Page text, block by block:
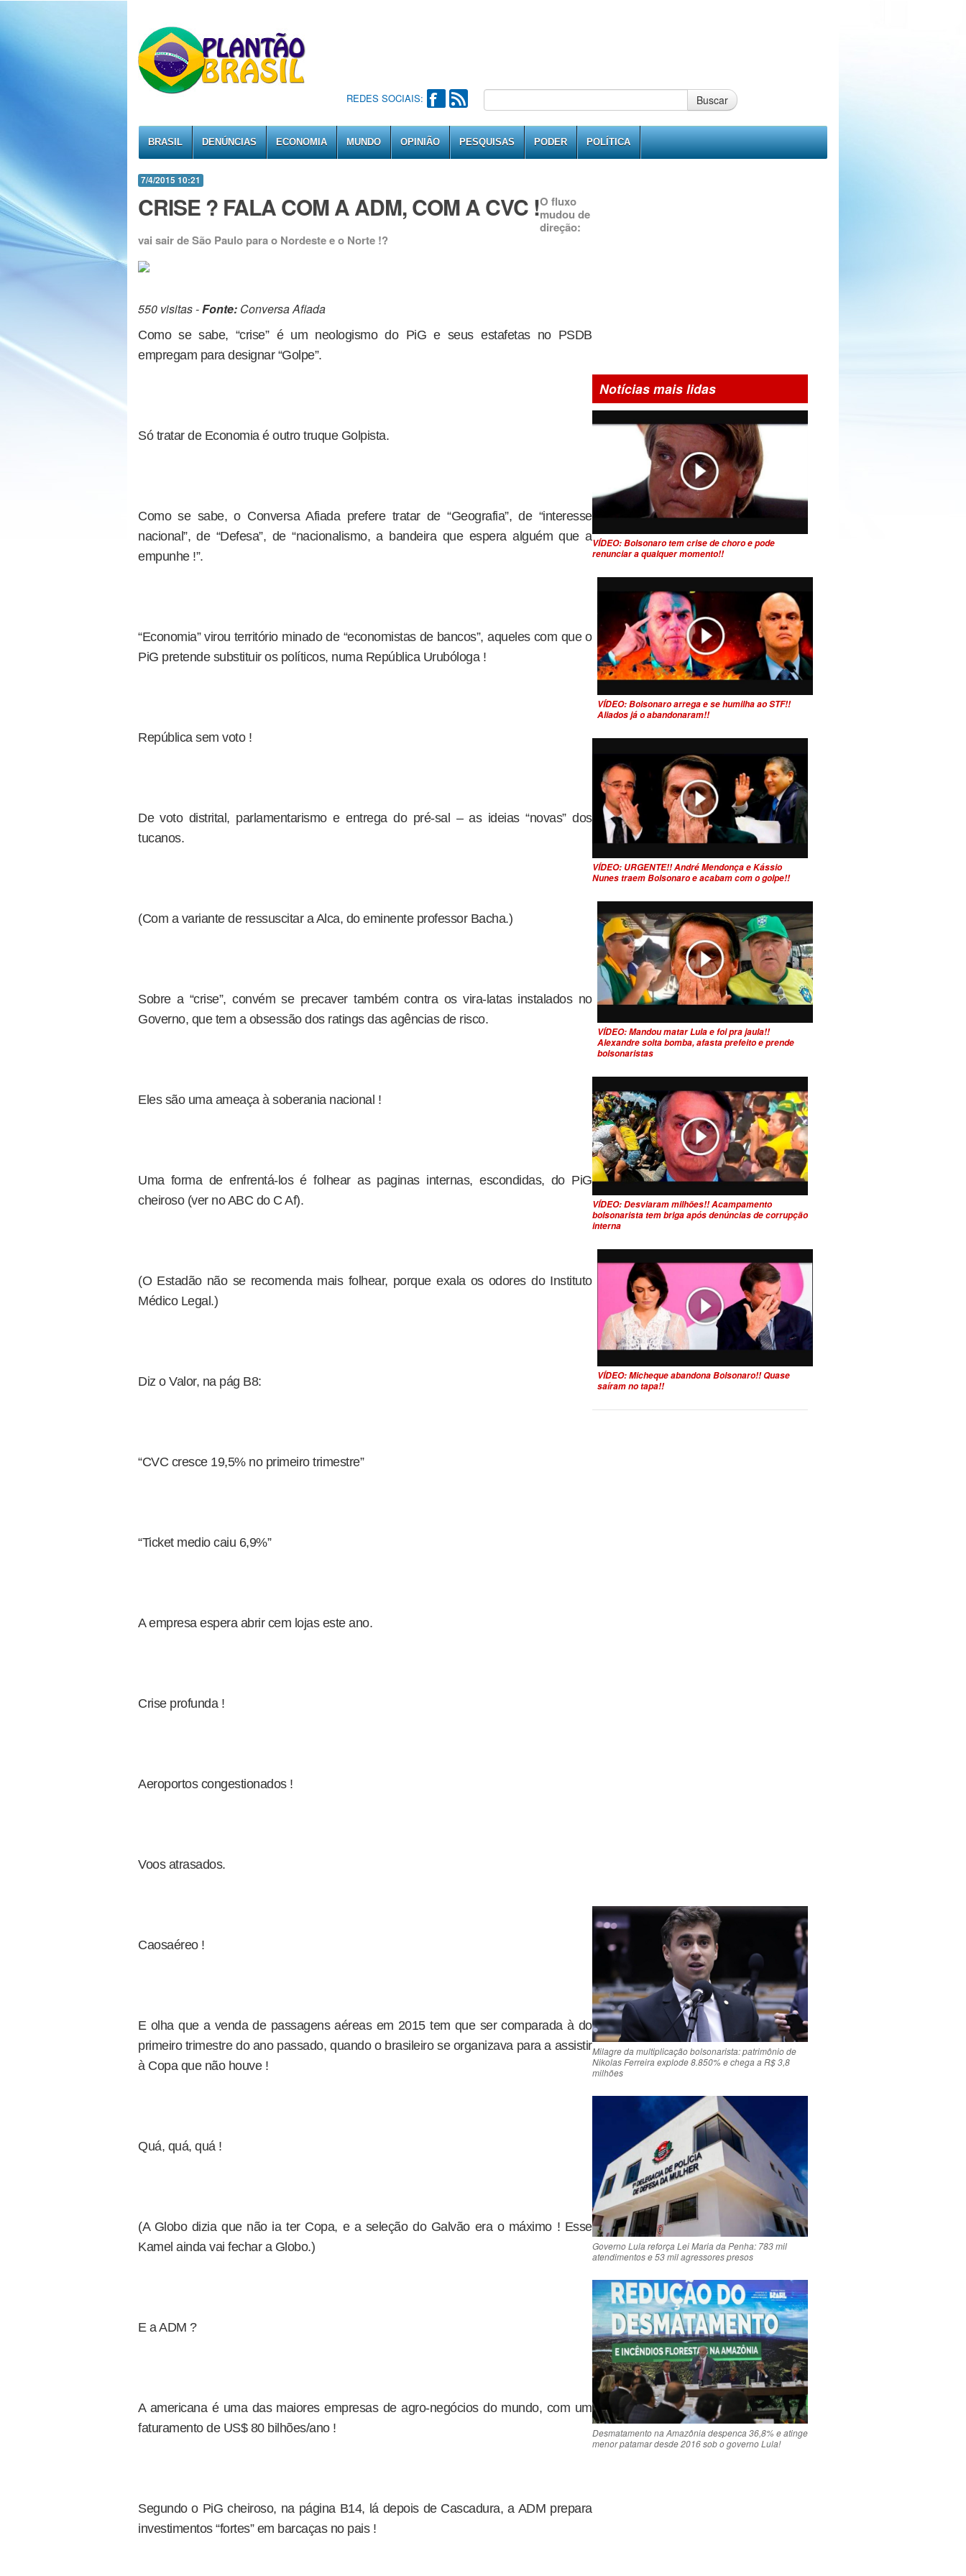
REDES SOCIAIS: Buscar
BRASIL DENÚNCIAS ECONOMIA MUNDO OPINIÃO PESQUISAS PODER POLÍTICA
7/4/2015 10:21
CRISE ? FALA COM A ADM, COM A CVC !O fluxo
mudou de
direção:
vai sair de São Paulo para o Nordeste e o Norte !?
550 visitas -Fonte: Conversa Afiada
Como se sabe, “crise” é um neologismo do PiG e seus estafetas no PSDB
empregam para designar “Golpe”.
Só tratar de Economia é outro truque Golpista.
Como se sabe, o Conversa Afiada prefere tratar de “Geografia”, de “interesse
nacional”, de “Defesa”, de “nacionalismo, a bandeira que espera alguém que a
empunhe !”.
“Economia” virou território minado de “economistas de bancos”, aqueles com que o
PiG pretende substituir os políticos, numa República Urubóloga !
República sem voto !
De voto distrital, parlamentarismo e entrega do pré-sal – as ideias “novas” dos
tucanos.
(Com a variante de ressuscitar a Alca, do eminente professor Bacha.)
Sobre a “crise”, convém se precaver também contra os vira-latas instalados no
Governo, que tem a obsessão dos ratings das agências de risco.
Eles são uma ameaça à soberania nacional !
Uma forma de enfrentá-los é folhear as paginas internas, escondidas, do PiG
cheiroso (ver no ABC do C Af).
(O Estadão não se recomenda mais folhear, porque exala os odores do Instituto
Médico Legal.)
Diz o Valor, na pág B8:
“CVC cresce 19,5% no primeiro trimestre”
“Ticket medio caiu 6,9%”
A empresa espera abrir cem lojas este ano.
Crise profunda !
Aeroportos congestionados !
Voos atrasados.
Caosaéreo !
E olha que a venda de passagens aéreas em 2015 tem que ser comparada à do
primeiro trimestre do ano passado, quando o brasileiro se organizava para a assistir
à Copa que não houve !
Quá, quá, quá !
(A Globo dizia que não ia ter Copa, e a seleção do Galvão era o máximo ! Esse
Kamel ainda vai fechar a Globo.)
E a ADM ?
A americana é uma das maiores empresas de agro-negócios do mundo, com um
faturamento de US$ 80 bilhões/ano !
Segundo o PiG cheiroso, na página B14, lá depois de Cascadura, a ADM prepara
investimentos “fortes” em barcaças no pais !
Notícias mais lidas
VÍDEO: Bolsonaro tem crise de choro e pode
renunciar a qualquer momento!!
VÍDEO: Bolsonaro arrega e se humilha ao STF!!
Aliados já o abandonaram!!
VÍDEO: URGENTE!! André Mendonça e Kássio
Nunes traem Bolsonaro e acabam com o golpe!!
VÍDEO: Mandou matar Lula e foi pra jaula!!
Alexandre solta bomba, afasta prefeito e prende
bolsonaristas
VÍDEO: Desviaram milhões!! Acampamento
bolsonarista tem briga após denúncias de corrupção
interna
VÍDEO: Micheque abandona Bolsonaro!! Quase
saíram no tapa!!
Milagre da multiplicação bolsonarista: patrimônio de
Nikolas Ferreira explode 8.850% e chega a R$ 3,8
milhões
Governo Lula reforça Lei Maria da Penha: 783 mil
atendimentos e 53 mil agressores presos
Desmatamento na Amazônia despenca 36,8% e atinge
menor patamar desde 2016 sob o governo Lula!